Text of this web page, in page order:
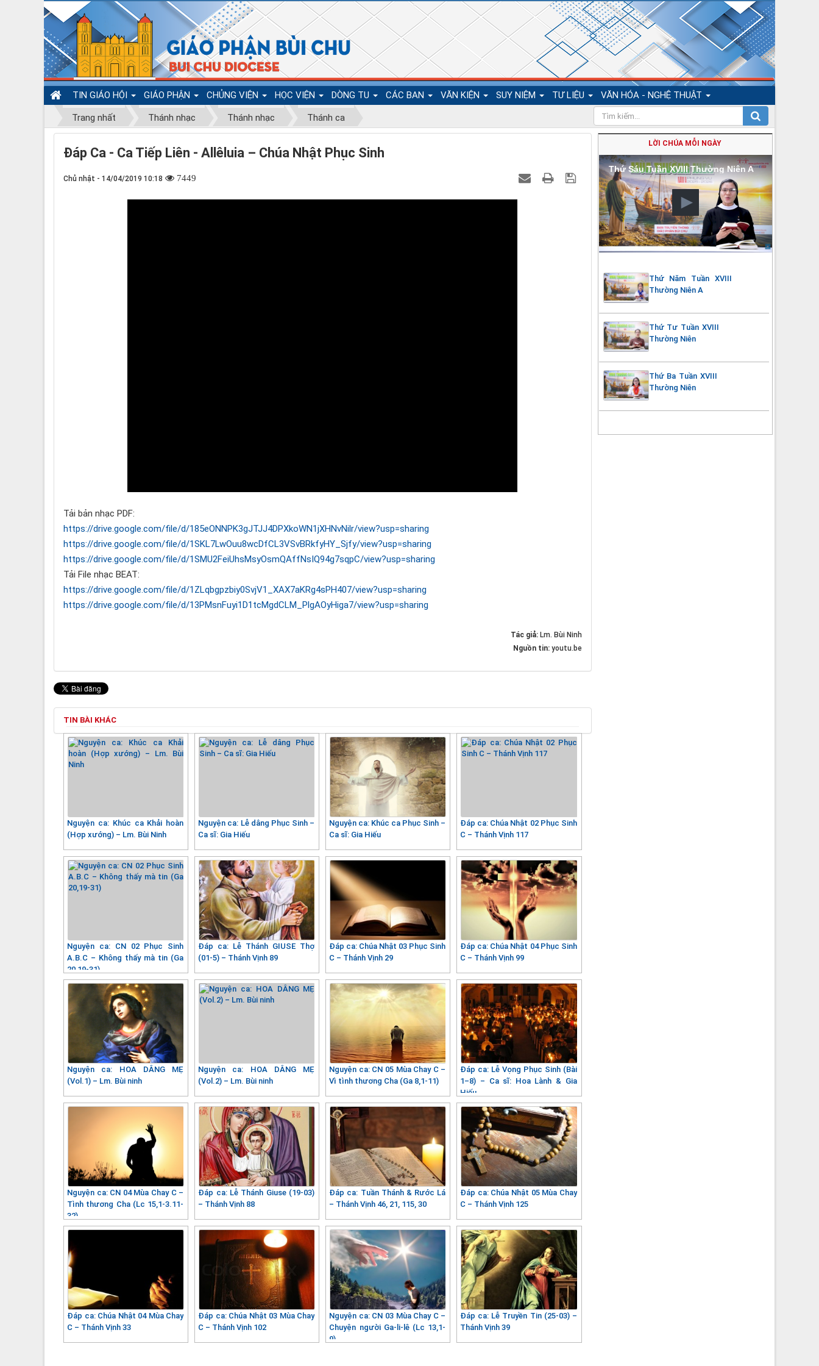
TIN GIÁO HỘI GIÁO PHẬN CHỦNG VIỆN HỌC VIỆN DÒNG TU CÁC BAN VĂN KIỆN SUY NIỆM TƯ LIỆU VĂN HÓA - NGHỆ THUẬT
Trang nhất Thánh nhạc Thánh nhạc Thánh ca
Đáp Ca - Ca Tiếp Liên - Allêluia – Chúa Nhật Phục Sinh
Chủ nhật - 14/04/2019 10:18 7449
Tải bản nhạc PDF:
https://drive.google.com/file/d/185eONNPK3gJTJJ4DPXkoWN1jXHNvNilr/view?usp=sharing
https://drive.google.com/file/d/1SKL7LwOuu8wcDfCL3VSvBRkfyHY_Sjfy/view?usp=sharing
https://drive.google.com/file/d/1SMU2FeiUhsMsyOsmQAffNsIQ94g7sqpC/view?usp=sharing
Tải File nhạc BEAT:
https://drive.google.com/file/d/1ZLqbgpzbiy0SvjV1_XAX7aKRg4sPH407/view?usp=sharing
https://drive.google.com/file/d/13PMsnFuyi1D1tcMgdCLM_PlgAOyHiga7/view?usp=sharing
Tác giả: Lm. Bùi Ninh
Nguồn tin: youtu.be
TIN BÀI KHÁC
Nguyện ca: Khúc ca Khải hoàn
(Hợp xướng) – Lm. Bùi Ninh
Nguyện ca: Lễ dâng Phục Sinh –
Ca sĩ: Gia Hiếu
Nguyện ca: Khúc ca Phục Sinh –
Ca sĩ: Gia Hiếu
Đáp ca: Chúa Nhật 02 Phục Sinh
C – Thánh Vịnh 117
Nguyện ca: CN 02 Phục Sinh
A.B.C – Không thấy mà tin (Ga
20,19-31)
Đáp ca: Lễ Thánh GIUSE Thợ
(01-5) – Thánh Vịnh 89
Đáp ca: Chúa Nhật 03 Phục Sinh
C – Thánh Vịnh 29
Đáp ca: Chúa Nhật 04 Phục Sinh
C – Thánh Vịnh 99
Nguyện ca: HOA DÂNG MẸ
(Vol.1) – Lm. Bùi ninh
Nguyện ca: HOA DÂNG MẸ
(Vol.2) – Lm. Bùi ninh
Nguyện ca: CN 05 Mùa Chay C –
Vì tình thương Cha (Ga 8,1-11)
Đáp ca: Lễ Vọng Phục Sinh (Bài
1–8) – Ca sĩ: Hoa Lành & Gia
Hiếu
Nguyện ca: CN 04 Mùa Chay C –
Tình thương Cha (Lc 15,1-3.11-
32)
Đáp ca: Lễ Thánh Giuse (19-03)
– Thánh Vịnh 88
Đáp ca: Tuần Thánh & Rước Lá
– Thánh Vịnh 46, 21, 115, 30
Đáp ca: Chúa Nhật 05 Mùa Chay
C – Thánh Vịnh 125
Đáp ca: Chúa Nhật 04 Mùa Chay
C – Thánh Vịnh 33
Đáp ca: Chúa Nhật 03 Mùa Chay
C – Thánh Vịnh 102
Nguyện ca: CN 03 Mùa Chay C –
Chuyện người Ga-li-lê (Lc 13,1-
9)
Đáp ca: Lễ Truyền Tin (25-03) –
Thánh Vịnh 39
LỜI CHÚA MỖI NGÀY
Thứ Sáu Tuần XVIII Thường Niên A
Thứ Năm Tuần XVIII
Thường Niên A
Thứ Tư Tuần XVIII
Thường Niên
Thứ Ba Tuần XVIII
Thường Niên